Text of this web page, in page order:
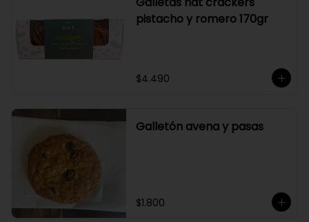
pistacho y romero 170gr
$4.490
Galletón avena y pasas
$1.800